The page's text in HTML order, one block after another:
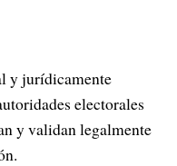
y jurídicamente
electorales
y validan legalmente